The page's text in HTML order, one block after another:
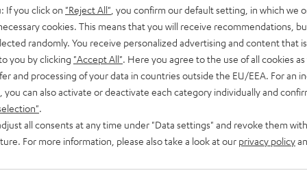
ONEONE
If you click on "Reject All" , you confirm our default setting, in which we
cookies. This means that you will receive recommendations,
randomly. You receive personalized advertising and content that
you by clicking "Accept All". Here you agree to the use of all cookies as
and processing of your data in countries outside the EU/EEA. For an
you can also activate or deactivate each category individually and
.
all consents at any time under "Data settings" and revoke them
For more information, please also take a look at our privacy policy